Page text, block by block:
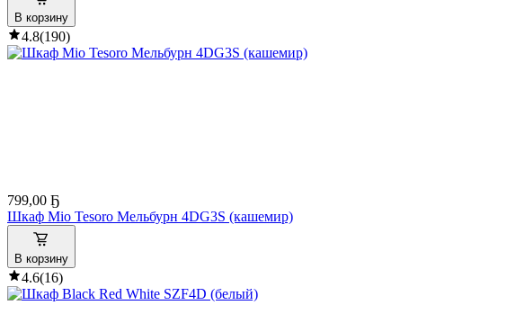
В корзину
4.8(190)
799,00 Ҕ
Шкаф Mio Tesoro Мельбурн 4DG3S (кашемир)
В корзину
4.6(16)